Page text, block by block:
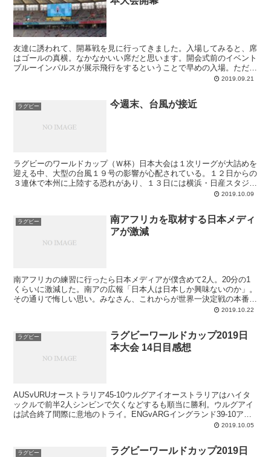
友達に誘われて、開幕戦を見に行ってきました。入場してみると、席
はゴールの真横。なかなかいい席だと思います。開会式前のイベント
ブルーインパルスが展示飛行をするということで早めの入場。ただ、
見てて思いましたが、こういう時は屋根が邪魔ですね。ブル...2019.09.21
ラグビー 今週末、台風が接近
ラグビーのワールドカップ（Ｗ杯）日本大会は１次リーグが大詰めを
迎える中、大型の台風１９号の影響が心配されている。１２日からの
３連休で本州に上陸する恐れがあり、１３日には横浜・日産スタジア
ムで日本－スコットランドの注目カードが組まれている。中...2019.10.09
ラグビー
南アフリカを取材する日本メディ
アが激減
南アフリカの練習に行ったら日本メディアが僕含めて2人。20分の1
くらいに激減した。南アの広報「日本人は日本しか興味ないのか」。
その通りで悔しい思い。みなさん、これからが世界一決定戦の本番で
2019.10.22
ラグビー
ラグビーワールドカップ2019日
本大会 14日目感想
AUSvURUオーストラリア45-10ウルグアイオーストラリアはハイタ
ックルで前半2人シンビンで欠くなどするも順当に勝利。ウルグアイ
は試合終了間際に意地のトライ。ENGvARGイングランド39-10アル
2019.10.05
ラグビー
ラグビーワールドカップ2019日